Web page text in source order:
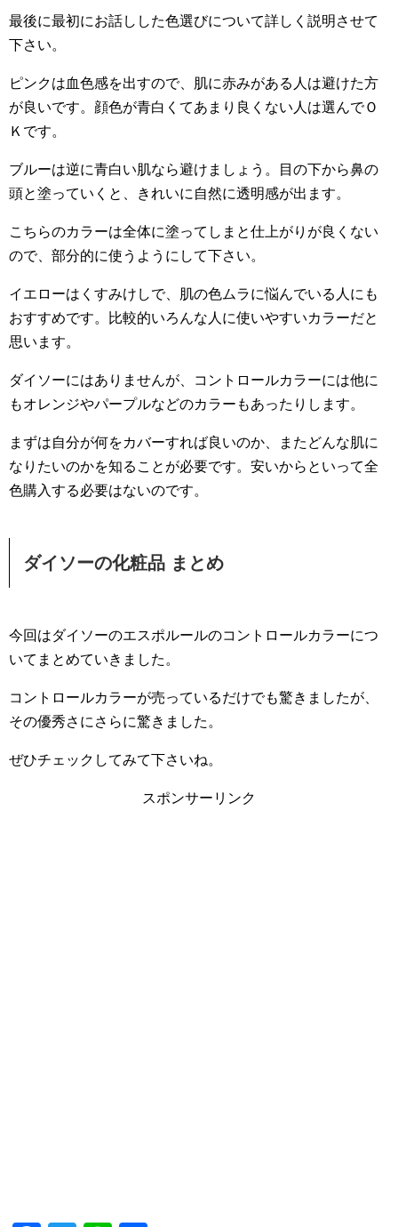
最後に最初にお話しした色選びについて詳しく説明させて
下さい。
ピンクは血色感を出すので、肌に赤みがある人は避けた方
が良いです。顔色が青白くてあまり良くない人は選んでＯ
Ｋです。
ブルーは逆に青白い肌なら避けましょう。目の下から鼻の
頭と塗っていくと、きれいに自然に透明感が出ます。
こちらのカラーは全体に塗ってしまと仕上がりが良くない
ので、部分的に使うようにして下さい。
イエローはくすみけしで、肌の色ムラに悩んでいる人にも
おすすめです。比較的いろんな人に使いやすいカラーだと
思います。
ダイソーにはありませんが、コントロールカラーには他に
もオレンジやパープルなどのカラーもあったりします。
まずは自分が何をカバーすれば良いのか、またどんな肌に
なりたいのかを知ることが必要です。安いからといって全
色購入する必要はないのです。
ダイソーの化粧品 まとめ
今回はダイソーのエスポルールのコントロールカラーにつ
いてまとめていきました。
コントロールカラーが売っているだけでも驚きましたが、
その優秀さにさらに驚きました。
ぜひチェックしてみて下さいね。
スポンサーリンク